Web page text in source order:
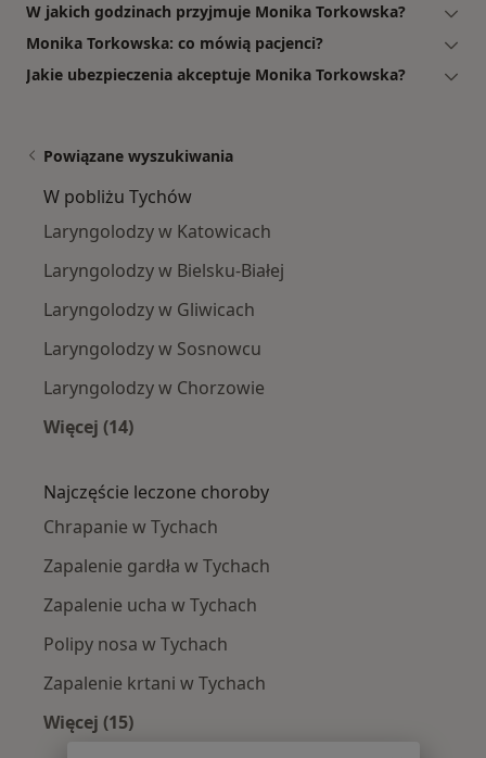
W jakich godzinach przyjmuje Monika Torkowska?
Monika Torkowska: co mówią pacjenci?
Jakie ubezpieczenia akceptuje Monika Torkowska?
Powiązane wyszukiwania
W pobliżu Tychów
Laryngolodzy w Katowicach
Laryngolodzy w Bielsku-Białej
Laryngolodzy w Gliwicach
Laryngolodzy w Sosnowcu
Laryngolodzy w Chorzowie
Więcej (14)
Najczęście leczone choroby
Chrapanie w Tychach
Zapalenie gardła w Tychach
Zapalenie ucha w Tychach
Polipy nosa w Tychach
Zapalenie krtani w Tychach
Więcej (15)